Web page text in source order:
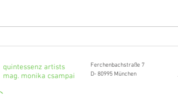
musikalische Grenzgängerin
quintessenz artists
mag. monika csampai
Ferchenbachstraße 7
D- 80995 München